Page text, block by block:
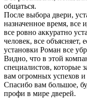
общаться.
После выбора двери,
назначенное время, все
все ровно аккуратно
человек, все объясняет,
установки Роман все
Видно, что в этой
специалистов, которые
вам огромных успехов и
Спасибо вам большое,
профи в мире дверей.